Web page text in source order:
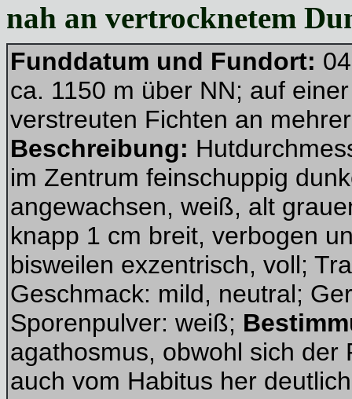
nah an vertrocknetem
Funddatum und Fundort:
ca. 1150 m über NN; auf
verstreuten Fichten an
Beschreibung:
im Zentrum feinschuppig
angewachsen, weiß, alt
knapp 1 cm breit, verbogen
bisweilen exzentrisch, voll;
Geschmack: mild, neutral;
Sporenpulver: weiß;
agathosmus, obwohl sich der
auch vom Habitus her